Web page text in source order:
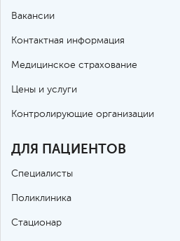
Вакансии
Контактная информация
Медицинское страхование
Цены и услуги
Контролирующие организации
ДЛЯ ПАЦИЕНТОВ
Специалисты
Поликлиника
Стационар